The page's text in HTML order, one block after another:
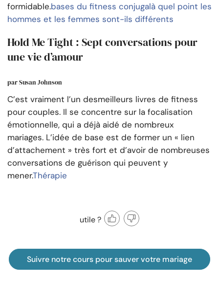
formidable.bases du fitness conjugalà quel point les
hommes et les femmes sont-ils différents
Hold Me Tight : Sept conversations pour
une vie d’amour
par Susan Johnson
C’est vraiment l’un desmeilleurs livres de fitness
pour couples. Il se concentre sur la focalisation
émotionnelle, qui a déjà aidé de nombreux
mariages. L’idée de base est de former un « lien
d’attachement » très fort et d’avoir de nombreuses
conversations de guérison qui peuvent y
mener.Thérapie
utile ?
Suivre notre cours pour sauver votre mariage